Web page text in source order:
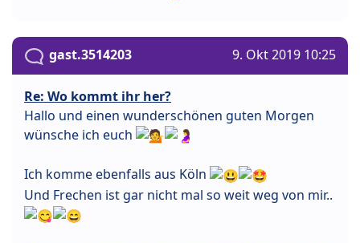
gast.3514203 9. Okt 2019 10:25
Re: Wo kommt ihr her?
Hallo und einen wunderschönen guten Morgen
wünsche ich euch
Ich komme ebenfalls aus Köln
Und Frechen ist gar nicht mal so weit weg von mir..